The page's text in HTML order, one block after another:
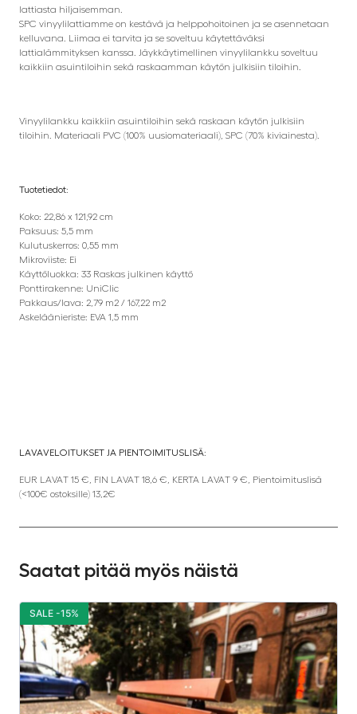
lattiasta hiljaisemman.
SPC vinyylilattiamme on kestävä ja helppohoitoinen ja se asennetaan
kelluvana. Liimaa ei tarvita ja se soveltuu käytettäväksi
lattialämmityksen kanssa. Jäykkäytimellinen vinyylilankku soveltuu
kaikkiin asuintiloihin sekä raskaamman käytön julkisiin tiloihin.
Vinyylilankku kaikkiin asuintiloihin sekä raskaan käytön julkisiin
tiloihin. Materiaali PVC (100% uusiomateriaali), SPC (70% kiviainesta).
Tuotetiedot:
Koko: 22,86 x 121,92 cm
Paksuus: 5,5 mm
Kulutuskerros: 0,55 mm
Mikroviiste: Ei
Käyttöluokka: 33 Raskas julkinen käyttö
Ponttirakenne: UniClic
Pakkaus/lava: 2,79 m2 / 167,22 m2
Askeläänieriste: EVA 1,5 mm
LAVAVELOITUKSET JA PIENTOIMITUSLISÄ:
EUR LAVAT 15 €, FIN LAVAT 18,6 €, KERTA LAVAT 9 €, Pientoimituslisä
(<100€ ostoksille) 13,2€
Saatat pitää myös näistä
SALE -15%